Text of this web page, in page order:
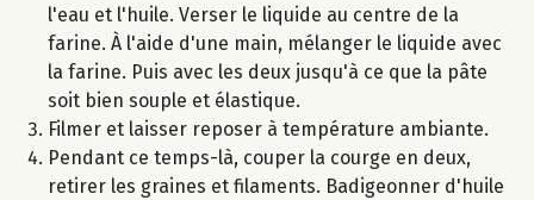
l'eau et l'huile. Verser le liquide au centre de la
farine. À l'aide d'une main, mélanger le liquide avec
la farine. Puis avec les deux jusqu'à ce que la pâte
soit bien souple et élastique.
Filmer et laisser reposer à température ambiante.
Pendant ce temps-là, couper la courge en deux,
retirer les graines et filaments. Badigeonner d'huile